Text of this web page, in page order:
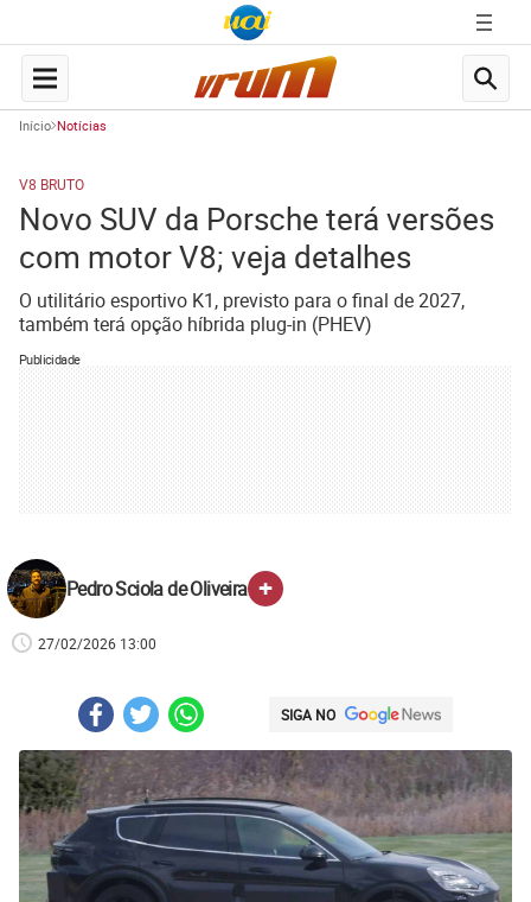
Início Notícias
V8 BRUTO
Novo SUV da Porsche terá versões
com motor V8; veja detalhes
O utilitário esportivo K1, previsto para o final de 2027,
também terá opção híbrida plug-in (PHEV)
Publicidade
Pedro Sciola de Oliveira +
27/02/2026 13:00
SIGA NO